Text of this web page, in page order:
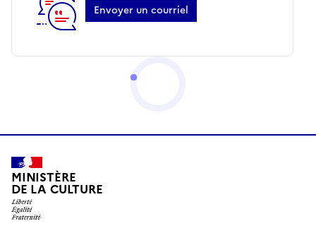
Envoyer un courriel
MINISTÈRE
DE LA CULTURE